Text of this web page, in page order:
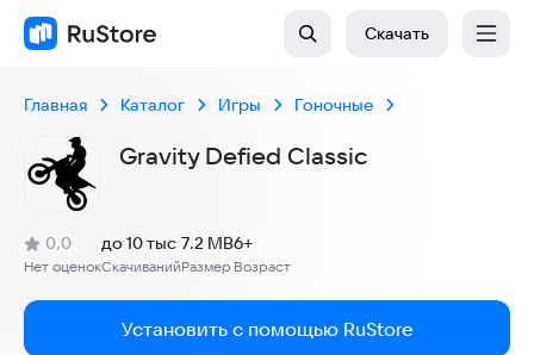
Скачать
Главная Каталог Игры Гоночные
Gravity Defied Classic
Рейтинг:
0,0
(
Нет оценок
)
Скачиваний
до 10 тыс
Размер
7.2 MB
Возраст
6+
Установить с помощью RuStore